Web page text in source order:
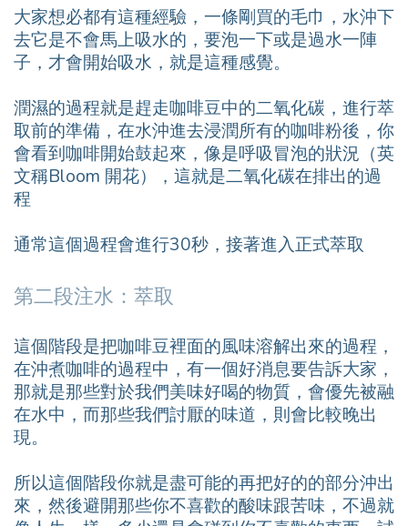
大家想必都有這種經驗，一條剛買的毛巾，水沖下
去它是不會馬上吸水的，要泡一下或是過水一陣
子，才會開始吸水，就是這種感覺。
潤濕的過程就是趕走咖啡豆中的二氧化碳，進行萃
取前的準備，在水沖進去浸潤所有的咖啡粉後，你
會看到咖啡開始鼓起來，像是呼吸冒泡的狀況（英
文稱Bloom 開花），這就是二氧化碳在排出的過
程
通常這個過程會進行30秒，接著進入正式萃取
第二段注水：萃取
這個階段是把咖啡豆裡面的風味溶解出來的過程，
在沖煮咖啡的過程中，有一個好消息要告訴大家，
那就是那些對於我們美味好喝的物質，會優先被融
在水中，而那些我們討厭的味道，則會比較晚出
現。
所以這個階段你就是盡可能的再把好的的部分沖出
來，然後避開那些你不喜歡的酸味跟苦味，不過就